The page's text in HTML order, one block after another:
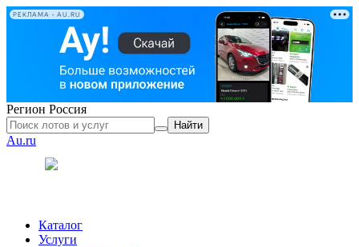
РЕКЛАМА • AU.RU
Регион Россия
Найти
Au.ru
Каталог
Услуги